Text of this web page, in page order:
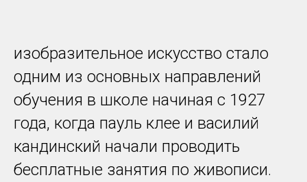
изобразительное искусство стало
одним из основных направлений
обучения в школе начиная с 1927
года, когда пауль клее и василий
кандинский начали проводить
бесплатные занятия по живописи.